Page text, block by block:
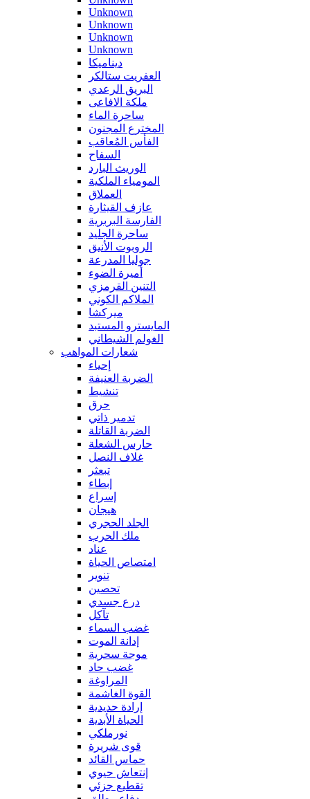
Unknown
Unknown
Unknown
Unknown
ديناميكا
العفريت ستالكر
البريق الرعدي
ملكة الافاعى
ساحرة الماء
المخترع المجنون
الفأس المُعاقب
السفاح
الوريث البارد
المومياء الملكية
العملاق
عازف القيثارة
الفارسة البربرية
ساحرة الجليد
الروبوت الأنيق
جوليا المدرعة
أميرة الضوء
التنين القرمزي
الملاكم الكوني
ميركشا
المايسترو المستبد
الغولم الشيطاني
شعارات المواهب
إحياء
الضربة العنيفة
تنشيط
حرق
تدمير ذاتي
الضربة القاتلة
حارس الشعلة
غلاف النصل
تبعثر
إبطاء
إسراع
هيجان
الجلد الحجري
ملك الحرب
عناد
امتصاص الحياة
تنوير
تحصين
درع جسدي
تآكل
غضب السماء
إدانة الموت
موجة سحرية
غضب حاد
المراوغة
القوة الغاشمة
إرادة حديدية
الحياة الأبدية
نورملكي
قوى شريرة
حماس القائد
إنتعاش حيوي
تقطيع جزئي